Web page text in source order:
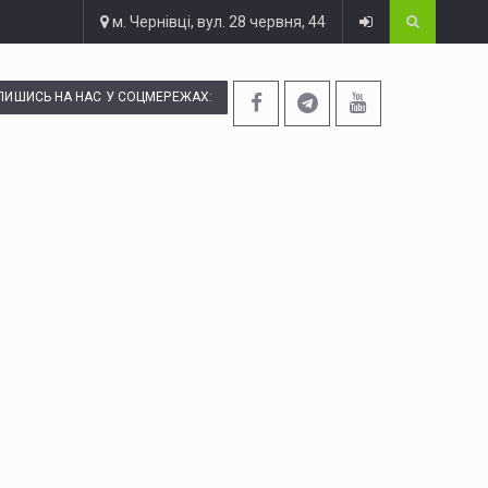
м. Чернівці, вул. 28 червня, 44
НА НАС У СОЦМЕРЕЖАХ: